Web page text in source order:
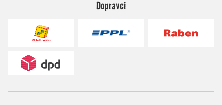
Dopravci